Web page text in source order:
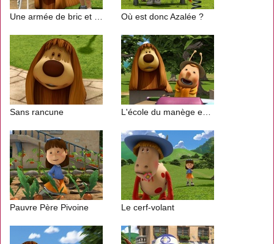
Où est donc Azalée ?
Sans rancune
Pauvre Père Pivoine Le cerf-volant